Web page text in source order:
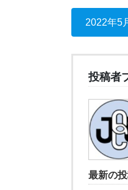
2022年5
投稿者
最新の